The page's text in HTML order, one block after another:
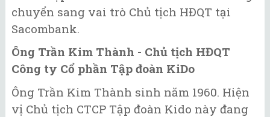
chuyển sang vai trò Chủ tịch HĐQT tại
Sacombank.
Ông Trần Kim Thành - Chủ tịch HĐQT
Công ty Cổ phần Tập đoàn KiDo
Ông Trần Kim Thành sinh năm 1960. Hiện
vị Chủ tịch CTCP Tập đoàn Kido này đang